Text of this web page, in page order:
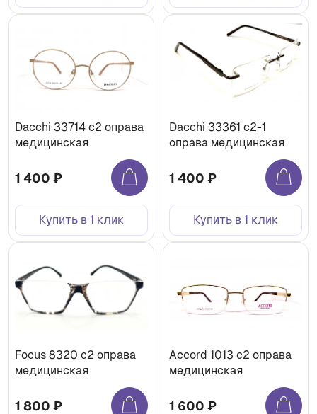
Dacchi 33714 с2 оправа
медицинская
1 400 ₽
Купить в 1 клик
Dacchi 33361 с2-1
оправа медицинская
1 400 ₽
Купить в 1 клик
Focus 8320 с2 оправа
медицинская
1 800 ₽
Accord 1013 с2 оправа
медицинская
1 600 ₽